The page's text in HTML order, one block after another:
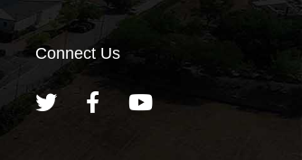
Connect Us